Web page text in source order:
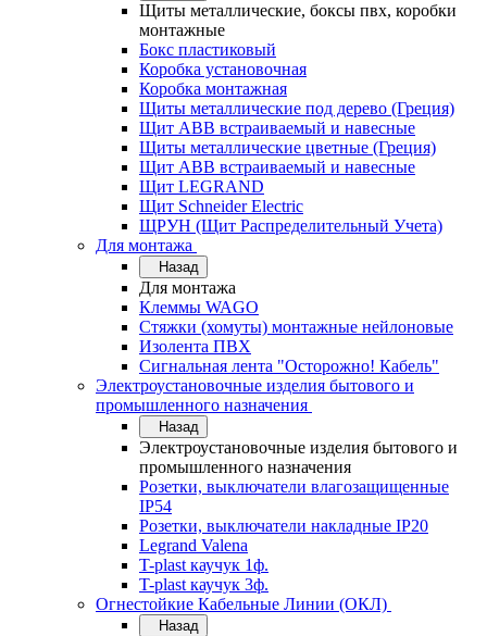
Щиты металлические, боксы пвх, коробки
монтажные
Бокс пластиковый
Коробка установочная
Коробка монтажная
Щиты металлические под дерево (Греция)
Щит ABB встраиваемый и навесные
Щиты металлические цветные (Греция)
Щит ABB встраиваемый и навесные
Щит LEGRAND
Щит Schneider Electric
ЩРУН (Щит Распределительный Учета)
Для монтажа
Назад
Для монтажа
Клеммы WAGO
Стяжки (хомуты) монтажные нейлоновые
Изолента ПВХ
Сигнальная лента "Осторожно! Кабель"
Электроустановочные изделия бытового и
промышленного назначения
Назад
Электроустановочные изделия бытового и
промышленного назначения
Розетки, выключатели влагозащищенные
IP54
Розетки, выключатели накладные IP20
Legrand Valena
T-plast каучук 1ф.
T-plast каучук 3ф.
Огнестойкие Кабельные Линии (ОКЛ)
Назад